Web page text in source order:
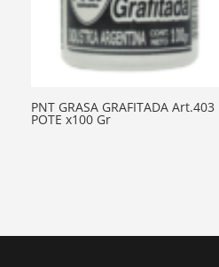
PNT GRASA GRAFITADA Art.403
POTE x100 Gr